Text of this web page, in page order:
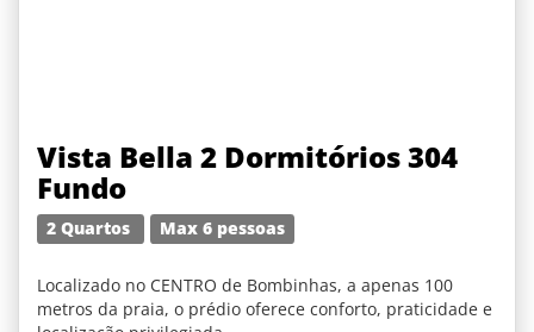
Vista Bella 2 Dormitórios 304
Fundo
2 Quartos Max 6 pessoas
Localizado no CENTRO de Bombinhas, a apenas 100
metros da praia, o prédio oferece conforto, praticidade e